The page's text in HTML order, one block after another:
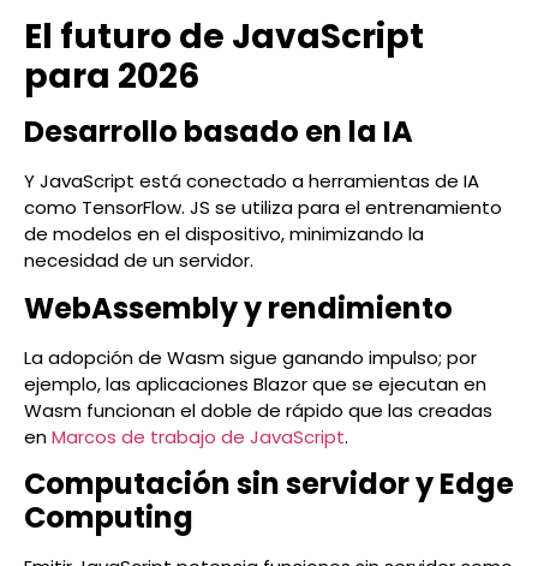
El futuro de JavaScript
para 2026
Desarrollo basado en la IA
Y JavaScript está conectado a herramientas de IA
como TensorFlow. JS se utiliza para el entrenamiento
de modelos en el dispositivo, minimizando la
necesidad de un servidor.
WebAssembly y rendimiento
La adopción de Wasm sigue ganando impulso; por
ejemplo, las aplicaciones Blazor que se ejecutan en
Wasm funcionan el doble de rápido que las creadas
enMarcos de trabajo de JavaScript.
Computación sin servidor y Edge
Computing